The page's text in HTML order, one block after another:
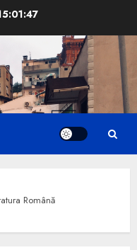
Română